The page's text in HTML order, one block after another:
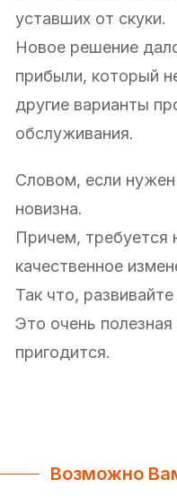
уставших от скуки.
Новое решение
прибыли, который
другие варианты
обслуживания.
Словом, если
новизна.
Причем, требуется
качественное
Так что,
Это очень
пригодится.
Возможно